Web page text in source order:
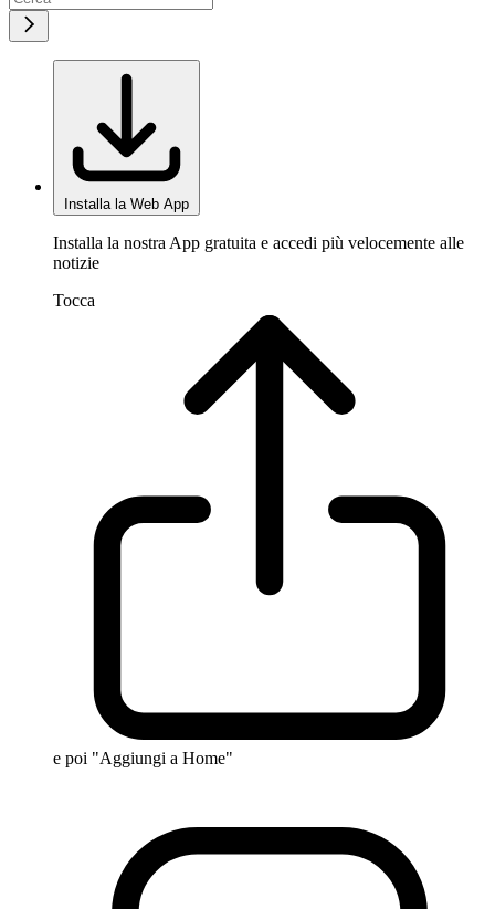
Installa la Web App
Installa la nostra App gratuita e accedi più velocemente alle
notizie
Tocca
e poi "Aggiungi a Home"